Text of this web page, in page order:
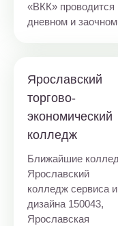
«ВКК» проводится
дневном и
Ярославский
торгово-
экономический
колледж
Ближайшие
Ярославский
колледж сервиса и
дизайна150043,
Ярославская